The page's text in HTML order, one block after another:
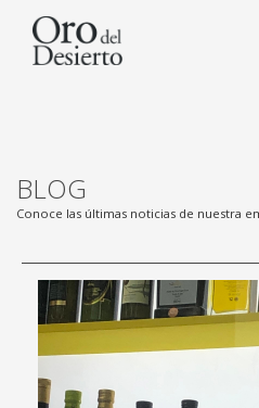
BLOG
Conoce las últimas noticias de nuestra